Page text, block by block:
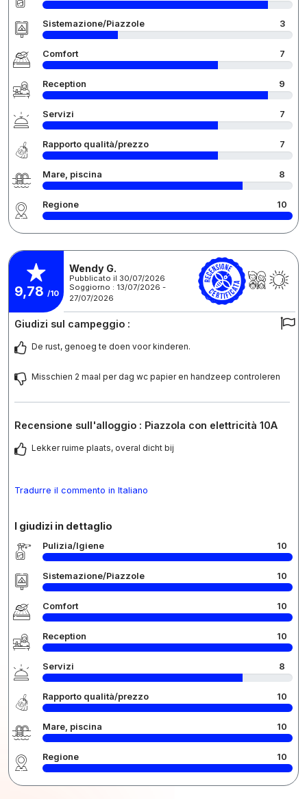
Sistemazione/Piazzole 3
Comfort 7
Reception 9
Servizi 7
Rapporto qualità/prezzo 7
Mare, piscina 8
Regione 10
9,78 /10
Wendy G.
Pubblicato il 30/07/2026
Soggiorno : 13/07/2026 -
27/07/2026
Giudizi sul campeggio :
De rust, genoeg te doen voor kinderen.
Misschien 2 maal per dag wc papier en handzeep controleren
Recensione sull'alloggio : Piazzola con elettricità 10A
Lekker ruime plaats, overal dicht bij
Tradurre il commento in Italiano
I giudizi in dettaglio
Pulizia/Igiene 10
Sistemazione/Piazzole 10
Comfort 10
Reception 10
Servizi 8
Rapporto qualità/prezzo 10
Mare, piscina 10
Regione 10